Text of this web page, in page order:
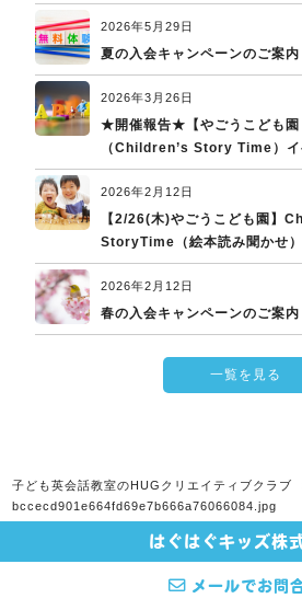
2026年5月29日
夏の入会キャンペーンのご案内
2026年3月26日
★開催報告★【やごうこども園
（Children’s Story Time）イ
2026年2月12日
【2/26(木)やごうこども園】
StoryTime（絵本読み聞かせ）
2026年2月12日
春の入会キャンペーンのご案内
一覧を見る
子ども英会話教室のHUGクリエイティブクラブ
bccecd901e664fd69e7b666a76066084.jpg
はぐはぐキッズ株
メールでお問
© 2026 子ども英会話教室のHUGクリエイティ